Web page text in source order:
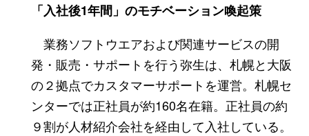
「入社後1年間」のモチベーション喚起策
業務ソフトウエアおよび関連サービスの開
発・販売・サポートを行う弥生は、札幌と大阪
の２拠点でカスタマーサポートを運営。札幌セ
ンターでは正社員が約160名在籍。正社員の約
９割が人材紹介会社を経由して入社している。